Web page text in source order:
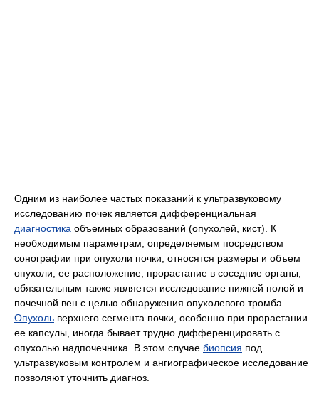
Одним из наиболее частых показаний к ультразвуковому
исследованию почек является дифференциальная
диагностика объемных образований (опухолей, кист). К
необходимым параметрам, определяемым посредством
сонографии при опухоли почки, относятся размеры и объем
опухоли, ее расположение, прорастание в соседние органы;
обязательным также является исследование нижней полой и
почечной вен с целью обнаружения опухолевого тромба.
Опухоль верхнего сегмента почки, особенно при прорастании
ее капсулы, иногда бывает трудно дифференцировать с
опухолью надпочечника. В этом случае биопсия под
ультразвуковым контролем и ангиографическое исследование
позволяют уточнить диагноз.